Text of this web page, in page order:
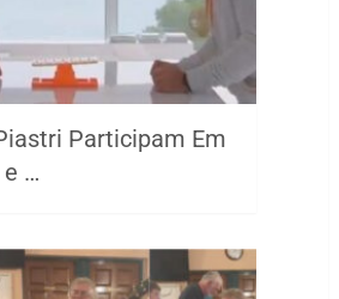
Participam Em
…